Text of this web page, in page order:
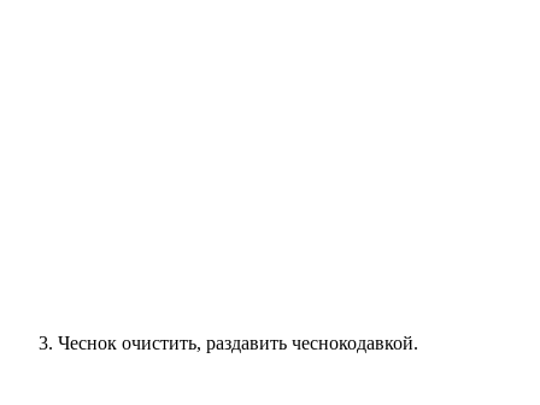
Чеснок очистить, раздавить чеснокодавкой.